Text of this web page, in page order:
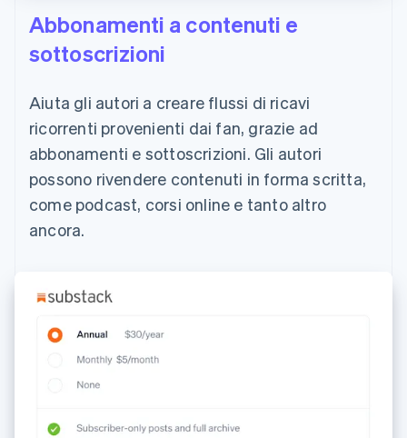
Abbonamenti a contenuti e
sottoscrizioni
Aiuta gli autori a creare flussi di ricavi
ricorrenti provenienti dai fan, grazie ad
abbonamenti e sottoscrizioni. Gli autori
possono rivendere contenuti in forma scritta,
come podcast, corsi online e tanto altro
ancora.